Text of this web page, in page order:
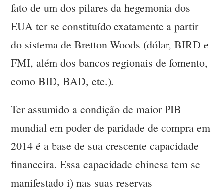
fato de um dos pilares da hegemonia dos
EUA ter se constituído exatamente a partir
do sistema de Bretton Woods (dólar, BIRD e
FMI, além dos bancos regionais de fomento,
como BID, BAD, etc.).
Ter assumido a condição de maior PIB
mundial em poder de paridade de compra em
2014 é a base de sua crescente capacidade
financeira. Essa capacidade chinesa tem se
manifestado i) nas suas reservas